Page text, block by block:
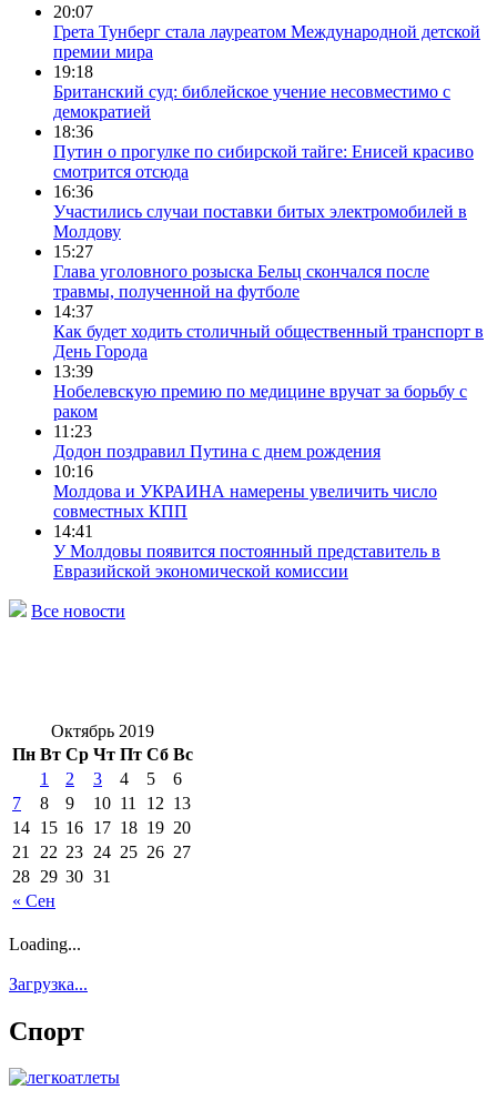
20:07
Грета Тунберг стала лауреатом Международной детской
премии мира
19:18
Британский суд: библейское учение несовместимо с
демократией
18:36
Путин о прогулке по сибирской тайге: Енисей красиво
смотрится отсюда
16:36
Участились случаи поставки битых электромобилей в
Молдову
15:27
Глава уголовного розыска Бельц скончался после
травмы, полученной на футболе
14:37
Как будет ходить столичный общественный транспорт в
День Города
13:39
Нобелевскую премию по медицине вручат за борьбу с
раком
11:23
Додон поздравил Путина с днем рождения
10:16
Молдова и УКРАИНА намерены увеличить число
совместных КПП
14:41
У Молдовы появится постоянный представитель в
Евразийской экономической комиссии
Все новости
Октябрь 2019
Пн Вт Ср Чт Пт Сб Вс
« Сен
1 2 3 4 5
6
7
8 9 10 11 12 13
14 15 16 17 18 19 20
21
22 23 24 25 26 27
28 29 30 31
Loading...
Загрузка...
Спорт